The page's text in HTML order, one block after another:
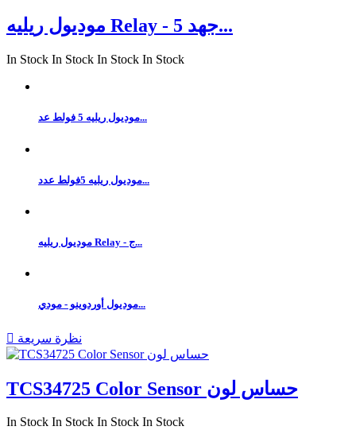
موديول ريليه Relay - جهد 5...
In Stock In Stock In Stock In Stock
موديول ريليه 5 فولط عد...
موديول ريليه 5فولط عدد...
موديول ريليه Relay - ج...
موديول أوردوينو - مودي...
 نظرة سريعة
TCS34725 Color Sensor حساس لون
In Stock In Stock In Stock In Stock